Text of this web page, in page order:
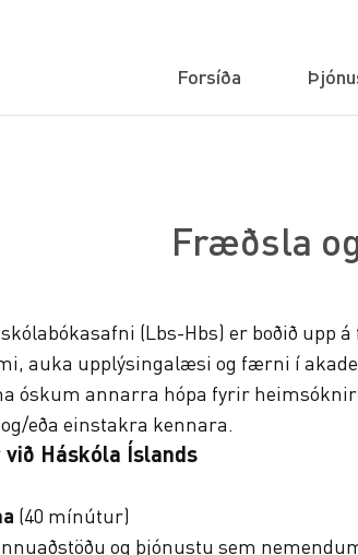
Forsíða
Fræðsla
(Lbs-Hbs) er boðið
auka upplýsingalæsi og færni í
óskum annarra hópa fyrir
eða einstakra kennara.
Háskóla Íslands
(40 mínútur)
og þjónustu sem